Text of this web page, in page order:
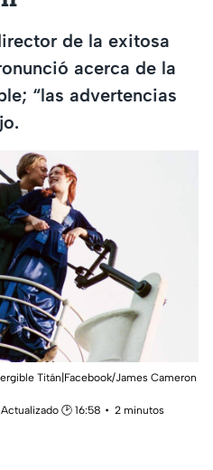
de la exitosa
acerca de la
“las advertencias
Titán|Facebook/James Cameron
| Actualizado 🕑 16:58
2 minutos